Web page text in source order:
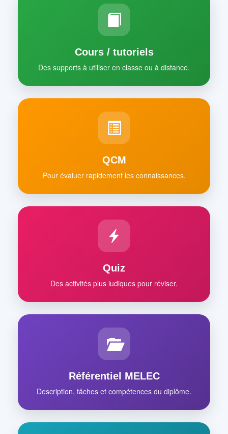
Cours / tutoriels
Des supports à utiliser en classe ou à distance.
QCM
Pour évaluer rapidement les connaissances.
Quiz
Des activités plus ludiques pour réviser.
Référentiel MELEC
Description, tâches et compétences du diplôme.